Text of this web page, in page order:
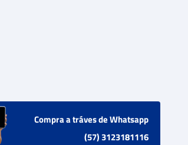
Compra a tráves de Whatsapp
(57) 3123181116